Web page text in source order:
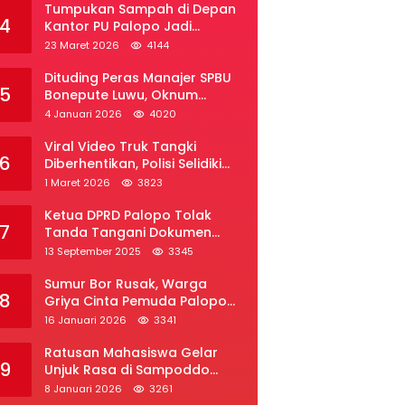
4
Tumpukan Sampah di Depan
Kantor PU Palopo Jadi
Sorotan, Warga Desak DLH
23 Maret 2026 4144
5
Dituding Peras Manajer SPBU
Bonepute Luwu, Oknum
Wartawan Angkat Bicara
4 Januari 2026 4020
6
Viral Video Truk Tangki
Diberhentikan, Polisi Selidiki
Dugaan Penyelundupan Solar
1 Maret 2026 3823
7
Ketua DPRD Palopo Tolak
Tanda Tangani Dokumen
Ranperda APBD Perubahan
13 September 2025 3345
8
Sumur Bor Rusak, Warga
Griya Cinta Pemuda Palopo
Desak Layanan Air Bersih
16 Januari 2026 3341
9
Ratusan Mahasiswa Gelar
Unjuk Rasa di Sampoddo
Palopo, Tuntut Pemekaran
8 Januari 2026 3261